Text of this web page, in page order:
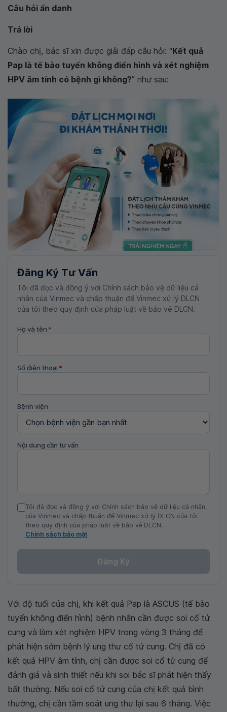
Câu hỏi ẩn danh
Trả lời
Chào chị, bác sĩ xin được giải đáp câu hỏi: “Kết quả
Pap là tế bào tuyến không điển hình và xét nghiệm
HPV âm tính có bệnh gì không?” như sau:
Đăng Ký Tư Vấn
Tôi đã đọc và đồng ý với Chính sách bảo vệ dữ liệu cá
nhân của Vinmec và chấp thuận để Vinmec xử lý DLCN
của tôi theo quy định của pháp luật về bảo vệ DLCN.
Họ và tên *
Số điện thoại *
Bệnh viện
Nội dung cần tư vấn
Tôi đã đọc và đồng ý với Chính sách bảo vệ dữ liệu cá nhân
của Vinmec và chấp thuận để Vinmec xử lý DLCN của tôi
theo quy định của pháp luật về bảo vệ DLCN.
Chính sách bảo mật
Đăng Ký
Với độ tuổi của chị, khi kết quả Pap là ASCUS (tế bào
tuyến không điển hình) bệnh nhân cần được soi cổ tử
cung và làm xét nghiệm HPV trong vòng 3 tháng để
phát hiện sớm bệnh lý ung thư cổ tử cung. Chị đã có
kết quả HPV âm tính, chị cần được soi cổ tử cung để
đánh giá và sinh thiết nếu khi soi bác sĩ phát hiện thấy
bất thường. Nếu soi cổ tử cung của chị kết quả bình
thường, chị cần tầm soát ung thư lại sau 6 tháng. Việc